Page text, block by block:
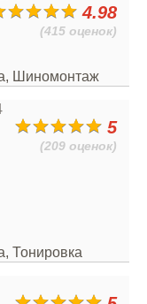
4.98
(415 оценок)
Шиномонтаж
5
(209 оценок)
Тонировка